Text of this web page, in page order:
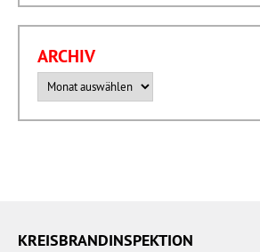
ARCHIV
KREISBRANDINSPEKTION